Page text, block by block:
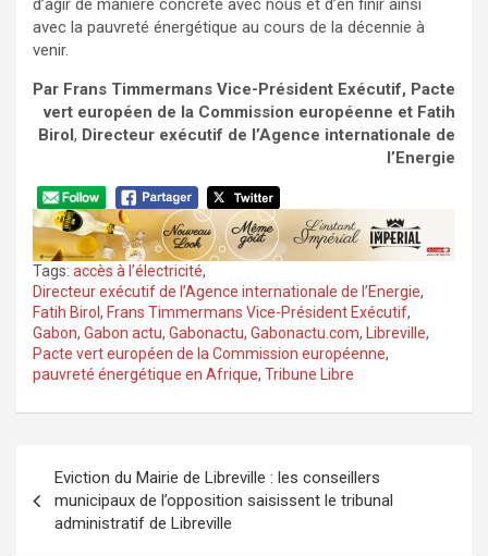
d’agir de manière concrète avec nous et d’en finir ainsi
avec la pauvreté énergétique au cours de la décennie à
venir.
Par Frans Timmermans Vice-Président Exécutif, Pacte
vert européen de la Commission européenne et Fatih
Birol, Directeur exécutif de l’Agence internationale de
l’Energie
Tags: accès à l’électricité,
Directeur exécutif de l’Agence internationale de l’Energie,
Fatih Birol , Frans Timmermans Vice-Président Exécutif,
Gabon, Gabon actu, Gabonactu, Gabonactu.com, Libreville,
Pacte vert européen de la Commission européenne,
pauvreté énergétique en Afrique, Tribune Libre
de
l’article
Eviction du Mairie de Libreville : les conseillers
municipaux de l’opposition saisissent le tribunal
administratif de Libreville